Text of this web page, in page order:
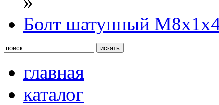
Болт шатунный
главная
каталог